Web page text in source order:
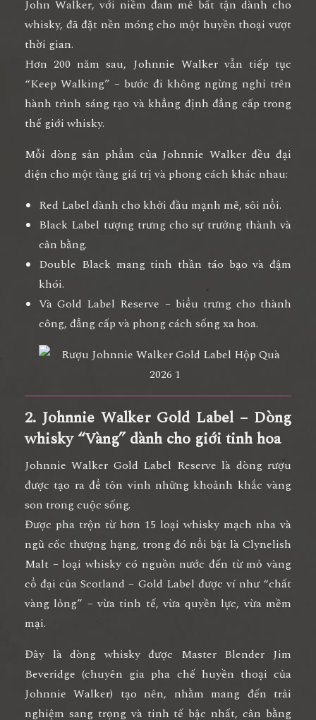
John Walker, với niềm đam mê bất tận dành cho
whisky, đã đặt nền móng cho một huyền thoại vượt
thời gian.
Hơn200 năm sau, Johnnie Walker vẫn tiếp tục
“Keep Walking” – bước đi không ngừng nghỉ trên
hành trình sáng tạo và khẳng định đẳng cấp trong
thế giới whisky.
Mỗi dòng sản phẩm của Johnnie Walker đều đại
diện cho một tầng giá trị và phong cách khác nhau:
Red Label dành cho khởi đầu mạnh mẽ, sôi nổi.
Black Label tượng trưng cho sự trưởng thành và
cân bằng.
Double Blackmang tinh thần táo bạo và đậm
khói.
VàGold Label Reserve – biểu trưng cho thành
công, đẳng cấp và phong cách sống xa hoa.
2. Johnnie Walker Gold Label – Dòng
whisky “Vàng” dành cho giới tinh hoa
Johnnie Walker Gold Label Reserve là dòng rượu
được tạo ra để tôn vinh những khoảnh khắc vàng
son trong cuộc sống.
Được pha trộn từ hơn 15 loại whisky mạch nha và
ngũ cốc thượng hạng, trong đó nổi bật làClynelish
Malt – loại whisky có nguồn nước đến từ mỏ vàng
cổ đại của Scotland – Gold Label được ví như “chất
vàng lỏng” – vừa tinh tế, vừa quyền lực, vừa mềm
mại.
Đây là dòng whisky được Master Blender Jim
Beveridge (chuyên gia pha chế huyền thoại của
Johnnie Walker) tạo nên, nhằm mang đến trải
nghiệm sang trọng và tinh tế bậc nhất, cân bằng